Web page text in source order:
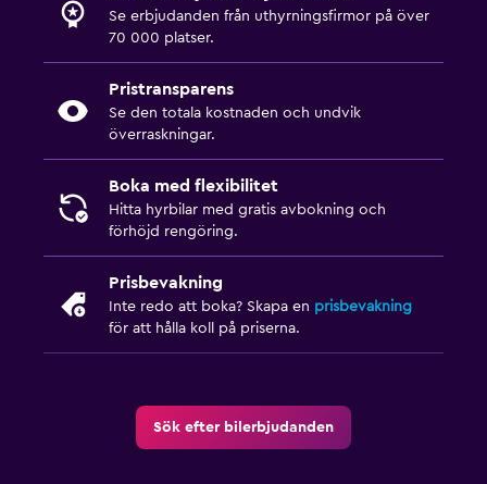
Se erbjudanden från uthyrningsfirmor på över
70 000 platser.
Pristransparens
Se den totala kostnaden och undvik
överraskningar.
Boka med flexibilitet
Hitta hyrbilar med gratis avbokning och
förhöjd rengöring.
Prisbevakning
Inte redo att boka? Skapa en prisbevakning
för att hålla koll på priserna.
Sök efter bilerbjudanden